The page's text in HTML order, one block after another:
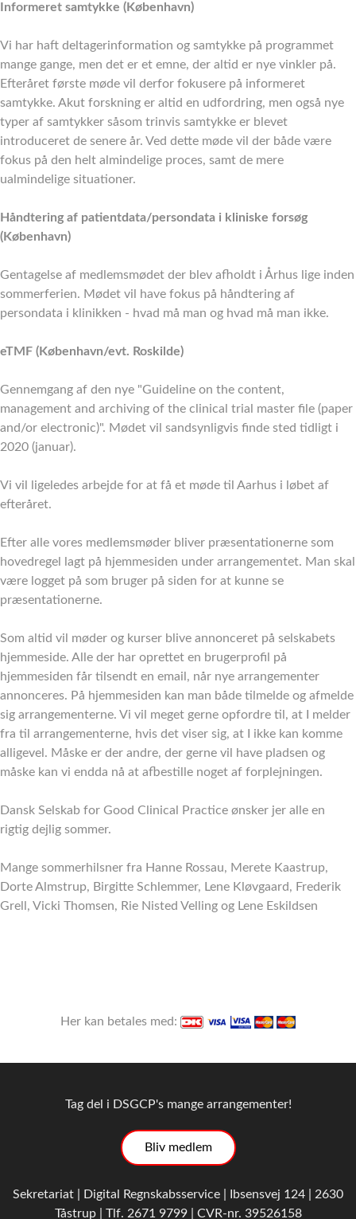
Informeret samtykke (København)
Vi har haft deltagerinformation og samtykke på programmet
mange gange, men det er et emne, der altid er nye vinkler på.
Efteråret første møde vil derfor fokusere på informeret
samtykke. Akut forskning er altid en udfordring, men også nye
typer af samtykker såsom trinvis samtykke er blevet
introduceret de senere år. Ved dette møde vil der både være
fokus på den helt almindelige proces, samt de mere
ualmindelige situationer.
Håndtering af patientdata/persondata i kliniske forsøg
(København)
Gentagelse af medlemsmødet der blev afholdt i Århus lige inden
sommerferien. Mødet vil have fokus på håndtering af
persondata i klinikken - hvad må man og hvad må man ikke.
eTMF (København/evt. Roskilde)
Gennemgang af den nye "Guideline on the content,
management and archiving of the clinical trial master file (paper
and/or electronic)". Mødet vil sandsynligvis finde sted tidligt i
2020 (januar).
Vi vil ligeledes arbejde for at få et møde til Aarhus i løbet af
efteråret.
Efter alle vores medlemsmøder bliver præsentationerne som
hovedregel lagt på hjemmesiden under arrangementet. Man skal
være logget på som bruger på siden for at kunne se
præsentationerne.
Som altid vil møder og kurser blive annonceret på selskabets
hjemmeside. Alle der har oprettet en brugerprofil på
hjemmesiden får tilsendt en email, når nye arrangementer
annonceres. På hjemmesiden kan man både tilmelde og afmelde
sig arrangementerne. Vi vil meget gerne opfordre til, at I melder
fra til arrangementerne, hvis det viser sig, at I ikke kan komme
alligevel. Måske er der andre, der gerne vil have pladsen og
måske kan vi endda nå at afbestille noget af forplejningen.
Dansk Selskab for Good Clinical Practice ønsker jer alle en
rigtig dejlig sommer.
Mange sommerhilsner fra Hanne Rossau, Merete Kaastrup,
Dorte Almstrup, Birgitte Schlemmer, Lene Kløvgaard, Frederik
Grell, Vicki Thomsen, Rie Nisted Velling og Lene Eskildsen
Her kan betales med:
Tag del i DSGCP's mange arrangementer!
Bliv medlem
Sekretariat | Digital Regnskabsservice | Ibsensvej 124 | 2630
Tåstrup | Tlf. 2671 9799 | CVR-nr. 39526158